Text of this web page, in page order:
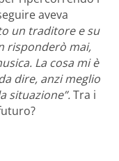
aveva
un traditore e su
risponderò mai,
La cosa mi è
dire, anzi meglio
situazione”.Tra i